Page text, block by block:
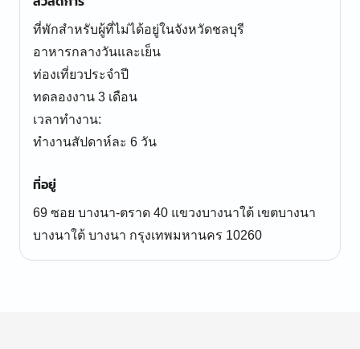
ที่พักสำหรับผู้ที่ไม่ได้อยู่ในจังหวัดชลบุรี
อาหารกลางวันและเย็น
ท่องเที่ยวประจำปี
ทดลองงาน 3 เดือน
เวลาทำงาน:
ทำงานสัปดาห์ละ 6 วัน
ที่อยู่
69 ซอย บางนา-ตราด 40 แขวงบางนาใต้ เขตบางนา
บางนาใต้ บางนา กรุงเทพมหานคร 10260